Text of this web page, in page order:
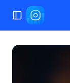
Menü umschalten
Live-